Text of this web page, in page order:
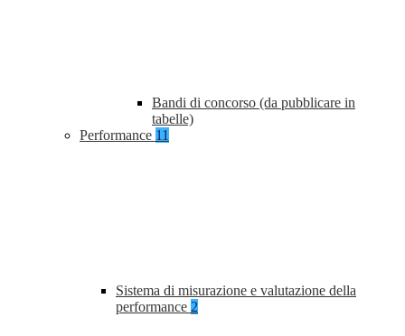
Bandi di concorso (da pubblicare in
tabelle)
Performance 11
Sistema di misurazione e valutazione della
performance 2